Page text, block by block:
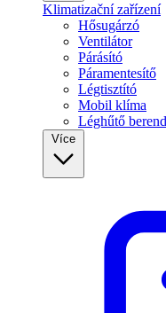
Klimatizační zařízení
Hősugárzó
Ventilátor
Párásító
Páramentesítő
Légtisztító
Mobil klíma
Léghűtő